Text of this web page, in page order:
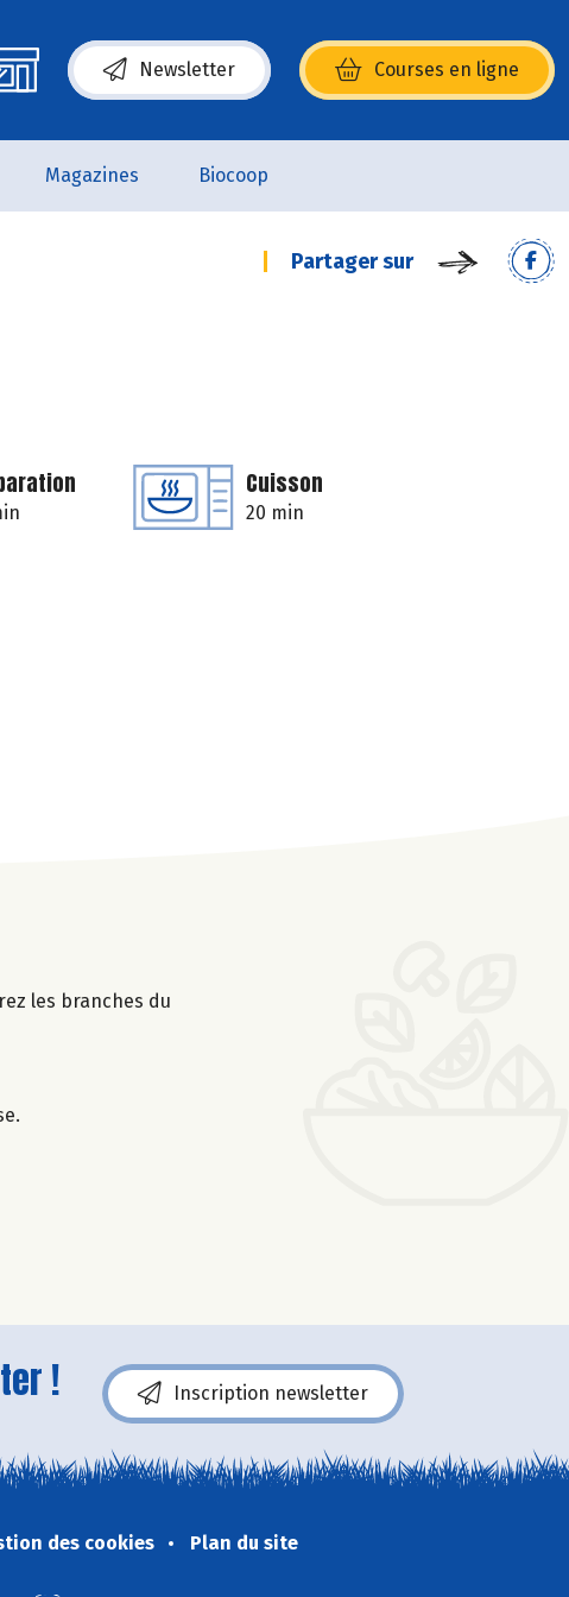
Newsletter Courses en ligne
(s’ouvre dans une nouvelle fenêtre)
Magazines Biocoop
Partager sur
Cuisson
20 min
les branches du
! Inscription newsletter
des cookies Plan du site